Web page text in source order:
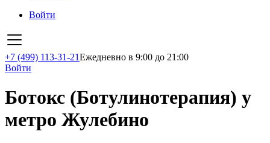
Войти
+7 (499) 113-31-21Ежедневно в 9:00 до 21:00
Войти
Ботокс (Ботулинотерапия) у
метро Жулебино